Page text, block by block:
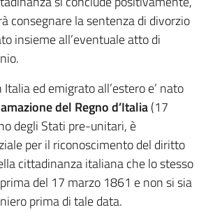
consegnare la sentenza di divorzio
insieme all’eventuale atto di
Italia ed emigrato all’estero e’ nato
del Regno d’Italia(17
degli Stati pre-unitari, è
per il riconoscimento del diritto
cittadinanza italiana che lo stesso
del 17 marzo 1861 e non si sia
prima di tale data.